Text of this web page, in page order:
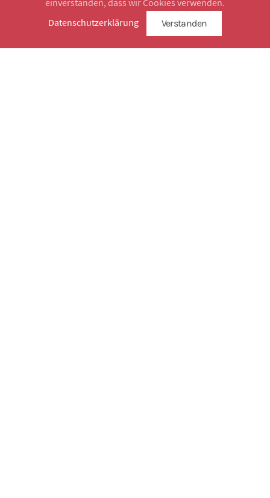
einverstanden, dass wir Cookies verwenden.
Datenschutzerklärung
Verstanden